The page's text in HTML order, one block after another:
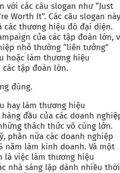
với các câu slogan như “Just
Worth It”. Các câu slogan này
các thương hiệu đó đại diện.
của các tập đoàn lớn,
nhỏ thường “liên tưởng”
hoặc làm thương hiệu
tập đoàn lớn.
đúng.
hay làm thương hiệu
đầu của các doanh
thách thức vô cùng lớn.
phân nữa các doanh nghiệp
năm làm kinh doanh. Và một
là việc làm thương hiệu
nhà sáng lập dành nhiều thời